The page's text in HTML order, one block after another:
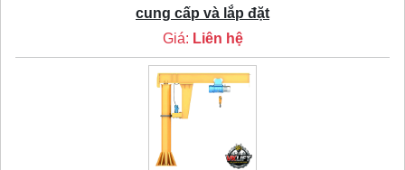
cung cấp và lắp đặt
Giá: Liên hệ